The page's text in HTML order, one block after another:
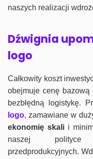
naszych realizacji
Dźwignia
logo
Całkowity koszt
obejmuje cenę bazową
bezbłędną logistykę.
logo, zamawiane w
ekonomię skalii
naszej polityce
przedprodukcyjnych.